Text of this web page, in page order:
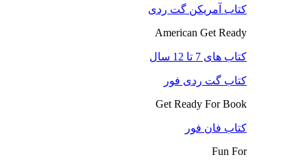
کتاب آمریکن گت ردی
American Get Ready
کتاب های 7 تا 12 سال
کتاب گت ردی فور
Get Ready For Book
کتاب فان فور
Fun For